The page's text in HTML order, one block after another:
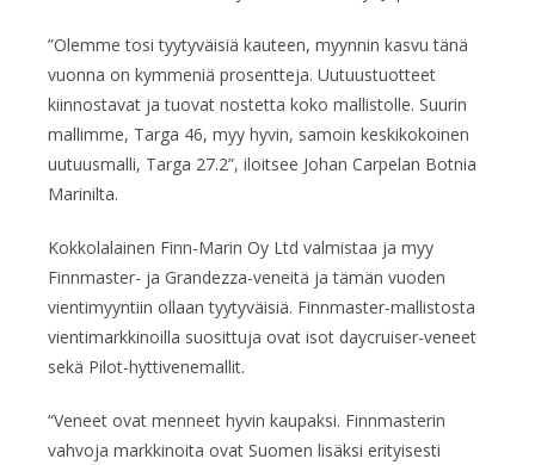
”Olemme tosi tyytyväisiä kauteen, myynnin kasvu tänä
vuonna on kymmeniä prosentteja. Uutuustuotteet
kiinnostavat ja tuovat nostetta koko mallistolle. Suurin
mallimme, Targa 46, myy hyvin, samoin keskikokoinen
uutuusmalli, Targa 27.2”, iloitsee Johan Carpelan Botnia
Marinilta.
Kokkolalainen Finn-Marin Oy Ltd valmistaa ja myy
Finnmaster- ja Grandezza-veneitä ja tämän vuoden
vientimyyntiin ollaan tyytyväisiä. Finnmaster-mallistosta
vientimarkkinoilla suosittuja ovat isot daycruiser-veneet
sekä Pilot-hyttivenemallit.
“Veneet ovat menneet hyvin kaupaksi. Finnmasterin
vahvoja markkinoita ovat Suomen lisäksi erityisesti